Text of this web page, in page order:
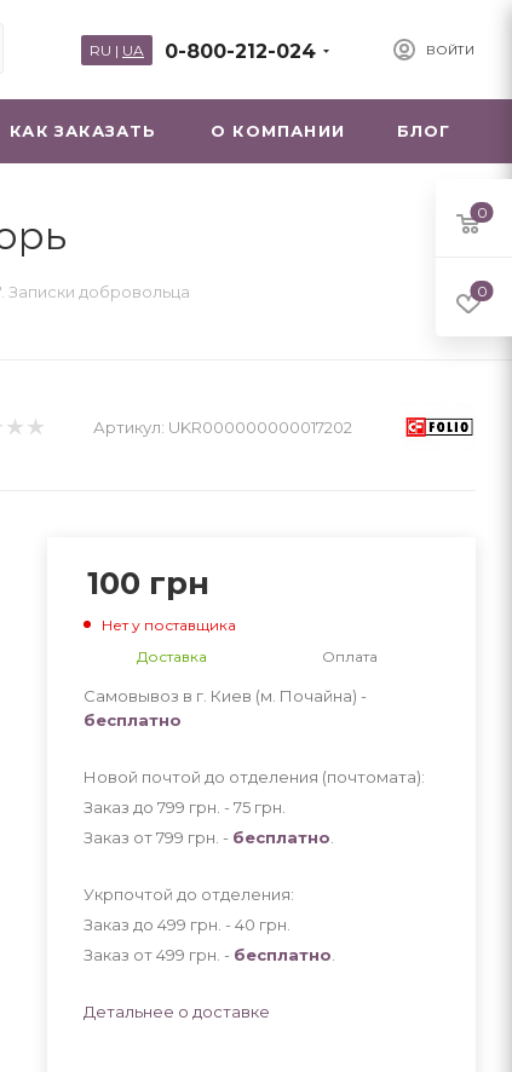
ВОЙТИ
0-800-212-024
RU | UA
КАК ЗАКАЗАТЬ О КОМПАНИИ БЛОГ
Записки добровольца
Артикул: UKR000000000017202
100 грн
Нет у поставщика
Доставка
Оплата
Самовывоз в г. Киев (м. Почайна) -
бесплатно
Новой почтой до отделения (почтомата):
Заказ до 799 грн. - 75 грн
Заказ от 799 грн. - бесплатно
Укрпочтой до отделения:
Заказ до 499 грн. - 40 грн
Заказ от 499 грн. - бесплатно
Детальнее о доставке
0
0